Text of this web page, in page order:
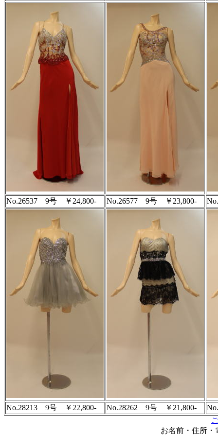
No.26537 9号 ￥24,800- No.26577 9号 ￥23,800-
No.28213 9号 ￥22,800- No.28262 9号 ￥21,800-
お名前・住所・